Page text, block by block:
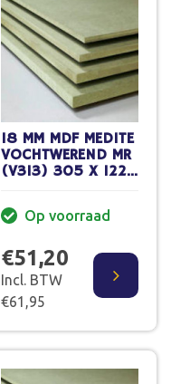
18 MM MDF MEDITE
VOCHTWEREND MR
(V313) 305 X 122
Op voorraad
€51,20
Incl. BTW
€61,95